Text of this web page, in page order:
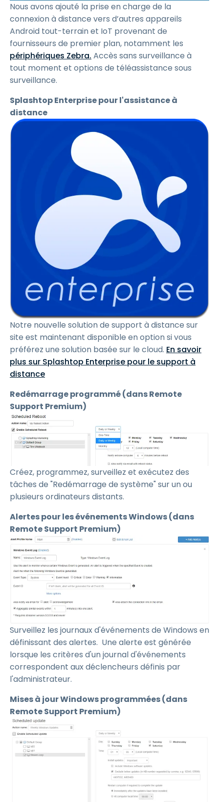
Nous avons ajouté la prise en charge de la
connexion à distance vers d’autres appareils
Android tout-terrain et IoT provenant de
fournisseurs de premier plan, notamment les
périphériques Zebra. Accès sans surveillance à
tout moment et options de téléassistance sous
surveillance.
Splashtop Enterprise pour l'assistance à
distance
Notre nouvelle solution de support à distance sur
site est maintenant disponible en option si vous
préférez une solution basée sur le cloud. En savoir
plus sur Splashtop Enterprise pour le support à
distance
Redémarrage programmé (dans Remote
Support Premium)
Créez, programmez, surveillez et exécutez des
tâches de "Redémarrage de système" sur un ou
plusieurs ordinateurs distants.
Alertes pour les événements Windows (dans
Remote Support Premium)
Surveillez les journaux d'événements de Windows en
définissant des alertes. Une alerte est générée
lorsque les critères d'un journal d'événements
correspondent aux déclencheurs définis par
l'administrateur.
Mises à jour Windows programmées (dans
Remote Support Premium)